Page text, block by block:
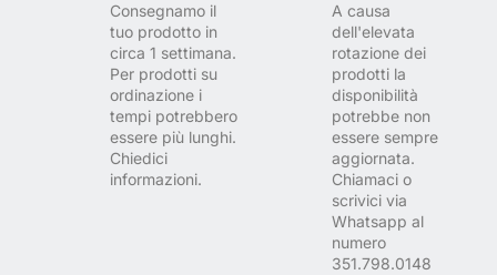
Consegnamo il
tuo prodotto in
circa 1 settimana.
Per prodotti su
ordinazione i
tempi potrebbero
essere più lunghi.
Chiedici
informazioni.
A causa
dell'elevata
rotazione dei
prodotti la
disponibilità
potrebbe non
essere sempre
aggiornata.
Chiamaci o
scrivici via
Whatsapp al
numero
351.798.0148